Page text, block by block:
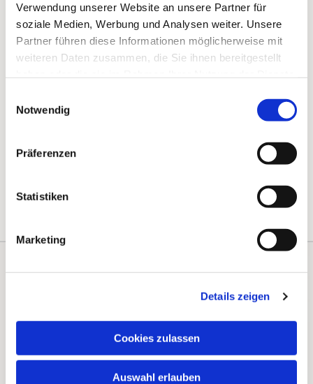
Verwendung unserer Website an unsere Partner für
soziale Medien, Werbung und Analysen weiter. Unsere
Partner führen diese Informationen möglicherweise mit
weiteren Daten zusammen, die Sie ihnen bereitgestellt
Notwendig
Präferenzen
Statistiken
Marketing
Details zeigen
Cookies zulassen
Auswahl erlauben